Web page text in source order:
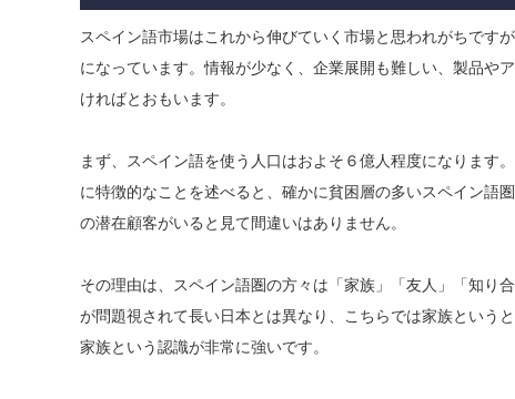
スペイン語市場はこれから伸びていく市場と思われがちです
になっています。情報が少なく、企業展開も難しい、製品や
ければとおもいます。
まず、スペイン語を使う人口はおよそ６億人程度になります
に特徴的なことを述べると、確かに貧困層の多いスペイン語
の潜在顧客がいると見て間違いはありません。
その理由は、スペイン語圏の方々は「家族」「友人」「知り
が問題視されて長い日本とは異なり、こちらでは家族という
家族という認識が非常に強いです。